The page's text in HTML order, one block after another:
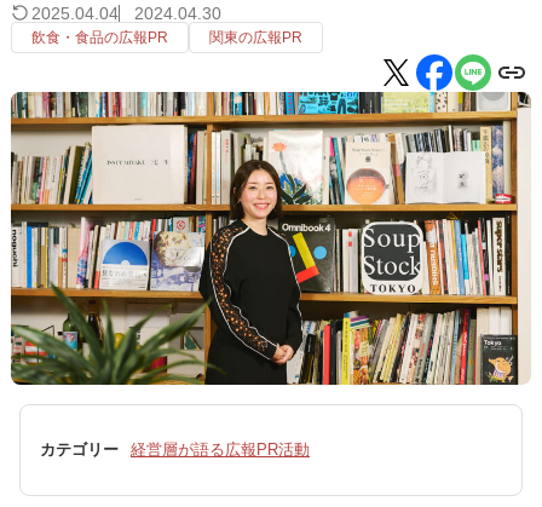
2025.04.04 2024.04.30
飲食・食品の広報PR 関東の広報PR
カテゴリー 経営層が語る広報PR活動